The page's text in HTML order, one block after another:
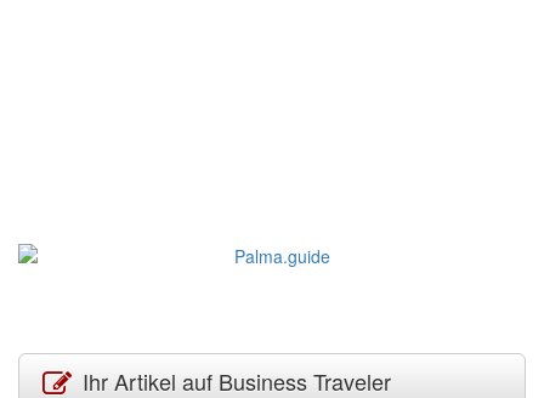
Ihr Artikel auf Business Traveler